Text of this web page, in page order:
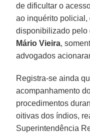
de dificultar o
ao inquérito
disponibilizado pelo
Mário Vieira,
advogados
Registra-se ainda
acompanhamento
procedimentos
oitivas dos índios,
Superintendência